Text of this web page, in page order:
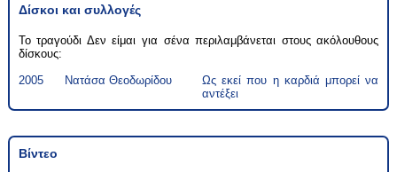
Δίσκοι και συλλογές
Το τραγούδι Δεν είμαι για σένα περιλαμβάνεται στους ακόλουθους
δίσκους:
2005
Νατάσα Θεοδωρίδου
Ως εκεί που η καρδιά μπορεί να
αντέξει
Βίντεο